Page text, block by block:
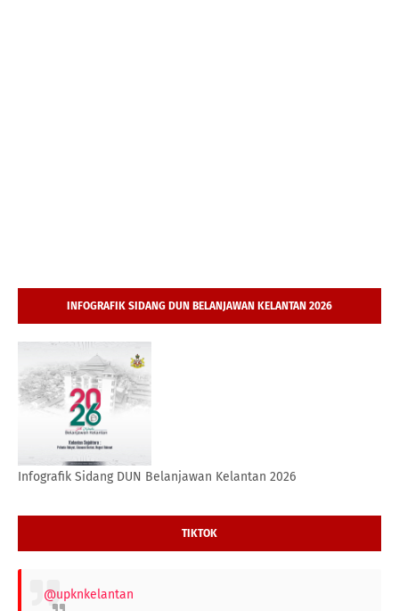
INFOGRAFIK SIDANG DUN BELANJAWAN KELANTAN 2026
Infografik Sidang DUN Belanjawan Kelantan 2026
TIKTOK
@upknkelantan